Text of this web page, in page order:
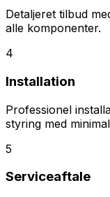
Detaljeret tilbud
alle komponenter.
4
Installation
Professionel
styring med
5
Serviceaftale